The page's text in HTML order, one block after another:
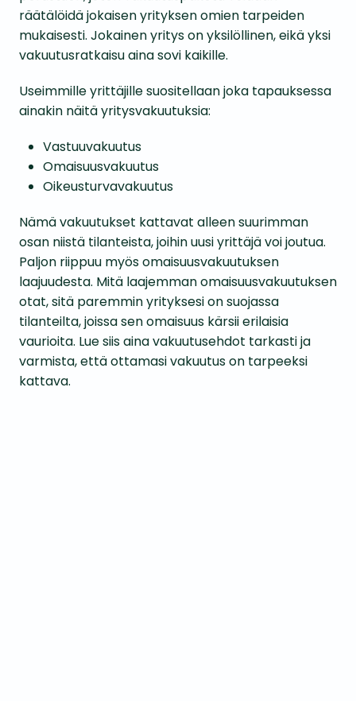
räätälöidä jokaisen yrityksen omien tarpeiden
mukaisesti. Jokainen yritys on yksilöllinen, eikä yksi
vakuutusratkaisu aina sovi kaikille.
Useimmille yrittäjille suositellaan joka tapauksessa
ainakin näitä yritysvakuutuksia:
Vastuuvakuutus
Omaisuusvakuutus
Oikeusturvavakuutus
Nämä vakuutukset kattavat alleen suurimman
osan niistä tilanteista, joihin uusi yrittäjä voi joutua.
Paljon riippuu myös omaisuusvakuutuksen
laajuudesta. Mitä laajemman omaisuusvakuutuksen
otat, sitä paremmin yrityksesi on suojassa
tilanteilta, joissa sen omaisuus kärsii erilaisia
vaurioita. Lue siis aina vakuutusehdot tarkasti ja
varmista, että ottamasi vakuutus on tarpeeksi
kattava.